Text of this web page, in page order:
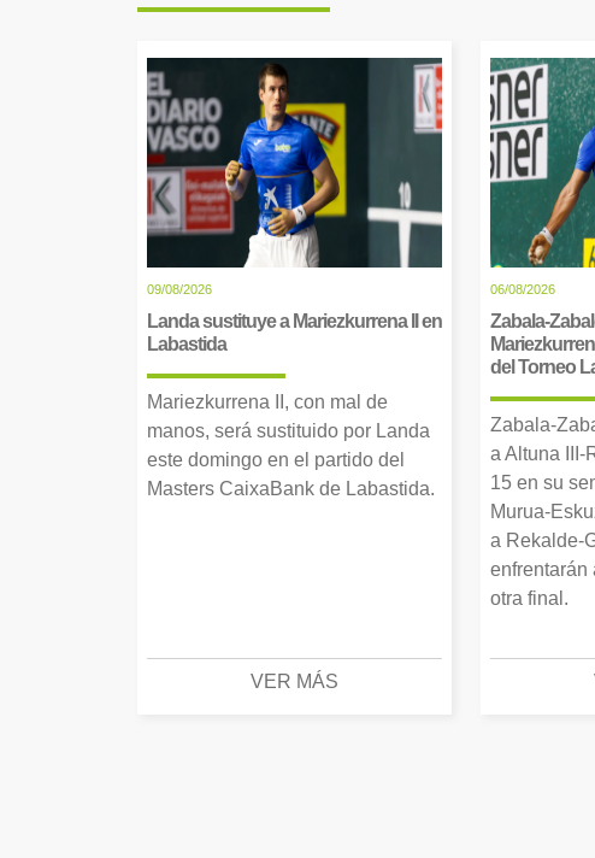
09/08/2026
Landa sustituye a Mariezkurrena II en
Labastida
Mariezkurrena II, con mal de
manos, será sustituido por Landa
este domingo en el partido del
Masters CaixaBank de Labastida.
VER MÁS
06/08/2026
Zabala-
del Torneo
Zabala-
a Altuna III-
15 en su
Murua-
a Rekalde-
enfrentarán
otra final.